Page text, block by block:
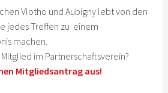
Vlotho und Aubigny lebt von den
jedes Treffen zu einem
machen.
im Partnerschaftsverein?
Mitgliedsantrag aus!